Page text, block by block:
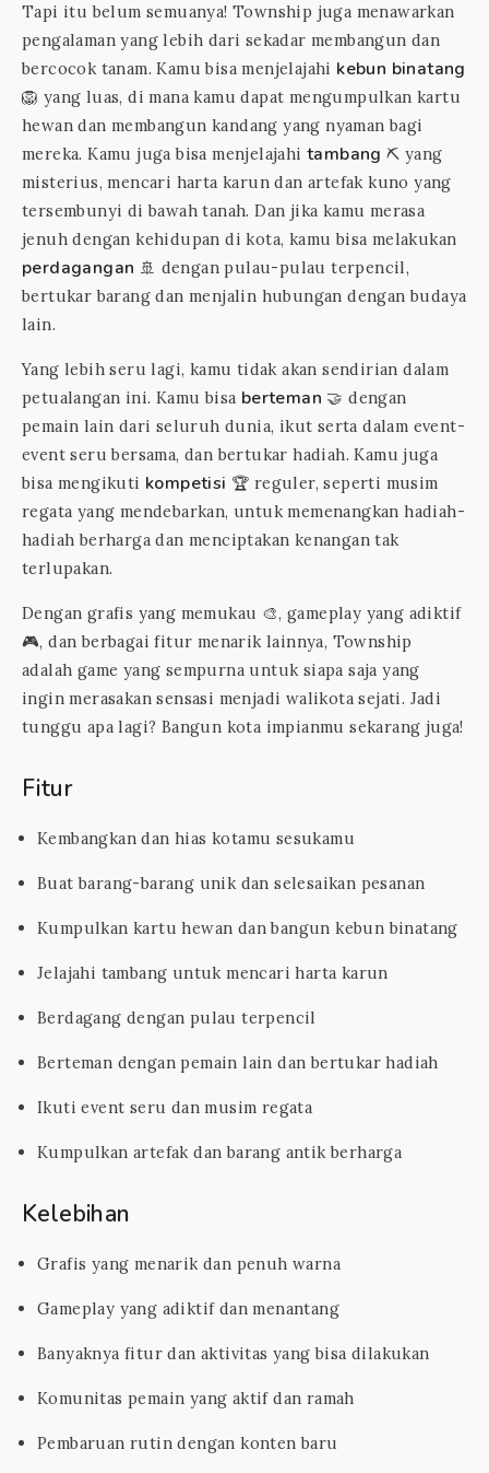
Tapi itu belum semuanya! Township juga menawarkan
pengalaman yang lebih dari sekadar membangun dan
bercocok tanam. Kamu bisa menjelajahi kebun binatang
🦁 yang luas, di mana kamu dapat mengumpulkan kartu
hewan dan membangun kandang yang nyaman bagi
mereka. Kamu juga bisa menjelajahi tambang ⛏️ yang
misterius, mencari harta karun dan artefak kuno yang
tersembunyi di bawah tanah. Dan jika kamu merasa
jenuh dengan kehidupan di kota, kamu bisa melakukan
perdagangan 🚢 dengan pulau-pulau terpencil,
bertukar barang dan menjalin hubungan dengan budaya
lain.
Yang lebih seru lagi, kamu tidak akan sendirian dalam
petualangan ini. Kamu bisa berteman 🤝 dengan
pemain lain dari seluruh dunia, ikut serta dalam event-
event seru bersama, dan bertukar hadiah. Kamu juga
bisa mengikuti kompetisi 🏆 reguler, seperti musim
regata yang mendebarkan, untuk memenangkan hadiah-
hadiah berharga dan menciptakan kenangan tak
terlupakan.
Dengan grafis yang memukau 🎨, gameplay yang adiktif
🎮, dan berbagai fitur menarik lainnya, Township
adalah game yang sempurna untuk siapa saja yang
ingin merasakan sensasi menjadi walikota sejati. Jadi
tunggu apa lagi? Bangun kota impianmu sekarang juga!
Fitur
Kembangkan dan hias kotamu sesukamu
Buat barang-barang unik dan selesaikan pesanan
Kumpulkan kartu hewan dan bangun kebun binatang
Jelajahi tambang untuk mencari harta karun
Berdagang dengan pulau terpencil
Berteman dengan pemain lain dan bertukar hadiah
Ikuti event seru dan musim regata
Kumpulkan artefak dan barang antik berharga
Kelebihan
Grafis yang menarik dan penuh warna
Gameplay yang adiktif dan menantang
Banyaknya fitur dan aktivitas yang bisa dilakukan
Komunitas pemain yang aktif dan ramah
Pembaruan rutin dengan konten baru